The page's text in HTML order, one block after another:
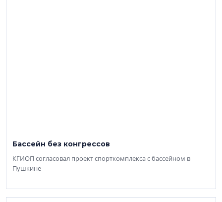
Бассейн без конгрессов
КГИОП согласовал проект спорткомплекса с бассейном в
Пушкине